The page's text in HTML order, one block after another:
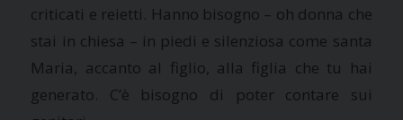
criticati e reietti. Hanno bisogno – oh donna che
stai in chiesa – in piedi e silenziosa come santa
Maria, accanto al figlio, alla figlia che tu hai
generato. C’è bisogno di poter contare sui